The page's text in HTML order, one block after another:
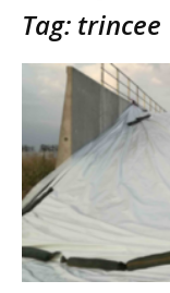
Tag: trincee